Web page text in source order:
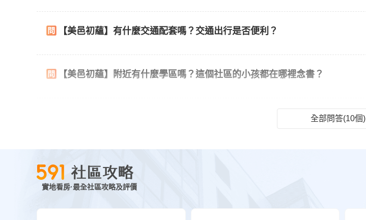
【美邑初蘊】有什麼交通配套嗎？交通出行是否便利？
【美邑初蘊】附近有什麼學區嗎？這個社區的小孩都在哪裡念書？
全部問答(10個)
實地看房·最全社區攻略及評價